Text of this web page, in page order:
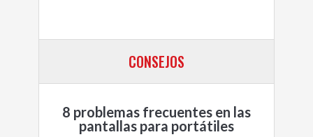
CONSEJOS
8 problemas frecuentes en las
pantallas para portátiles